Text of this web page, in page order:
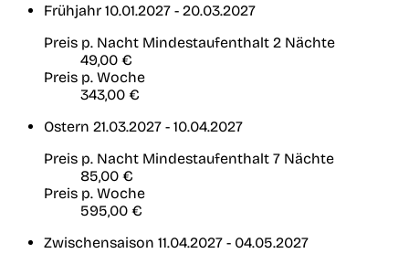
Frühjahr 10.01.2027 - 20.03.2027
Preis p. Nacht Mindestaufenthalt 2 Nächte
49,00 €
Preis p. Woche
343,00 €
Ostern 21.03.2027 - 10.04.2027
Preis p. Nacht Mindestaufenthalt 7 Nächte
85,00 €
Preis p. Woche
595,00 €
Zwischensaison 11.04.2027 - 04.05.2027